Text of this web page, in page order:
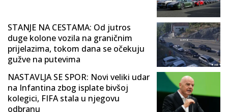
STANJE NA CESTAMA: Od jutros
duge kolone vozila na graničnim
prijelazima, tokom dana se očekuju
gužve na putevima
NASTAVLJA SE SPOR: Novi veliki udar
na Infantina zbog isplate bivšoj
kolegici, FIFA stala u njegovu
odbranu